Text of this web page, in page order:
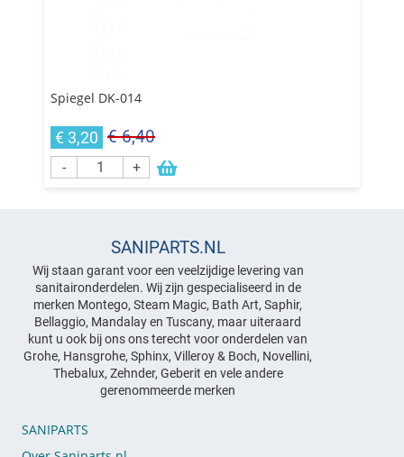
Spiegel DK-014
€ 3,20 € 6,40
- +
SANIPARTS.NL
Wij staan garant voor een veelzijdige levering van
sanitaironderdelen. Wij zijn gespecialiseerd in de
merken Montego, Steam Magic, Bath Art, Saphir,
Bellaggio, Mandalay en Tuscany, maar uiteraard
kunt u ook bij ons ons terecht voor onderdelen van
Grohe, Hansgrohe, Sphinx, Villeroy & Boch, Novellini,
Thebalux, Zehnder, Geberit en vele andere
gerenommeerde merken
SANIPARTS